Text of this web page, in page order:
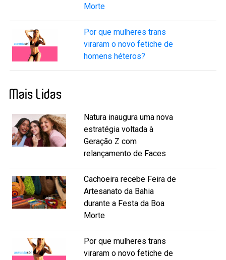
Morte
Por que mulheres trans
viraram o novo fetiche de
homens héteros?
Mais Lidas
Natura inaugura uma nova
estratégia voltada à
Geração Z com
relançamento de Faces
Cachoeira recebe Feira de
Artesanato da Bahia
durante a Festa da Boa
Morte
Por que mulheres trans
viraram o novo fetiche de